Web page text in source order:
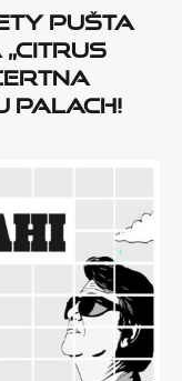
pušta
Palach!